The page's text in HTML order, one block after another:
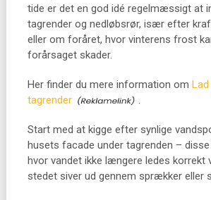
tide er det en god idé regelmæssigt at
tagrender og nedløbsrør, især efter
eller om foråret, hvor vinterens frost
forårsaget skader.
Her finder du mere information om
tagrender
.
Start med at kigge efter synlige
husets facade under tagrenden –
hvor vandet ikke længere ledes korrekt
stedet siver ud gennem sprækker eller